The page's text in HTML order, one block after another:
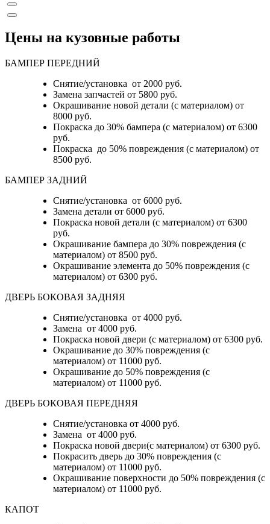
Цены на кузовные работы
БАМПЕР ПЕРЕДНИЙ
Снятие/установка от 2000 руб.
Замена запчастей от 5800 руб.
Окрашивание новой детали (с материалом) от
8000 руб.
Покраска до 30% бампера (с материалом) от 6300
руб.
Покраска до 50% повреждения (с материалом) от
8500 руб.
БАМПЕР ЗАДНИЙ
Снятие/установка от 6000 руб.
Замена детали от 6000 руб.
Покраска новой детали (с материалом) от 6300
руб.
Окрашивание бампера до 30% повреждения (с
материалом) от 8500 руб.
Окрашивание элемента до 50% повреждения (с
материалом) от 6300 руб.
ДВЕРЬ БОКОВАЯ ЗАДНЯЯ
Снятие/установка от 4000 руб.
Замена от 4000 руб.
Покраска новой двери (с материалом) от 6300 руб.
Окрашивание до 30% повреждения (с
материалом) от 11000 руб.
Окрашивание до 50% повреждения (с
материалом) от 11000 руб.
ДВЕРЬ БОКОВАЯ ПЕРЕДНЯЯ
Снятие/установка от 4000 руб.
Замена от 4000 руб.
Покраска новой двери(с материалом) от 6300 руб.
Покрасить дверь до 30% повреждения (с
материалом) от 11000 руб.
Окрашивание поверхности до 50% повреждения (с
материалом) от 11000 руб.
КАПОТ